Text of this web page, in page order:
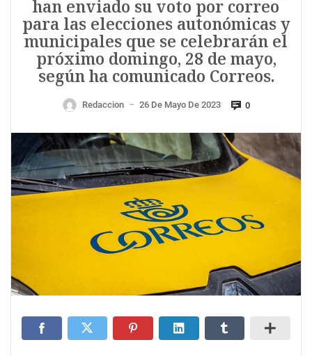
han enviado su voto por correo
para las elecciones autonómicas y
municipales que se celebrarán el
próximo domingo, 28 de mayo,
según ha comunicado Correos.
Redaccion — 26 De Mayo De 2023 0